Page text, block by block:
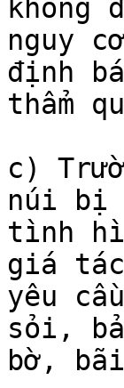
không
nguy
định
thẩm
c)
núi bị
tình
giá
yêu
sỏi,
bờ,